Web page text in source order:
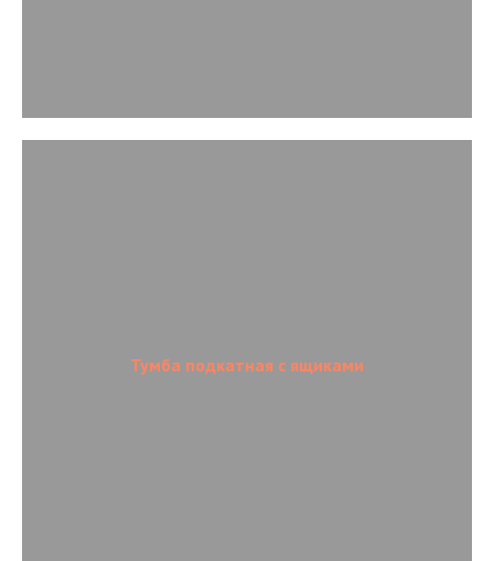
Тумба подкатная с ящиками